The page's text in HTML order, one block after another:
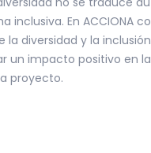
inclusiva. En ACCIONA
la diversidad y la
un impacto positivo en
proyecto.